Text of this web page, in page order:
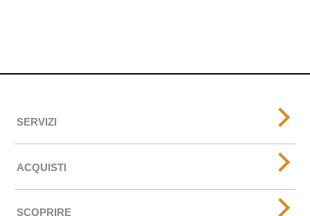
SERVIZI
ACQUISTI
SCOPRIRE